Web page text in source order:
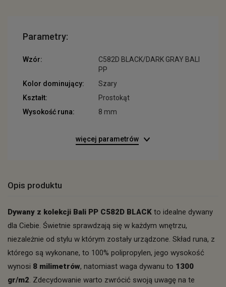
Parametry:
Wzór:
C582D BLACK/DARK GRAY BALI
PP
Kolor dominujący:
Szary
Kształt:
Prostokąt
Wysokość runa:
8 mm
więcej parametrów
Opis produktu
Dywany z kolekcji Bali PP C582D BLACK to idealne dywany
dla Ciebie. Świetnie sprawdzają się w każdym wnętrzu,
niezależnie od stylu w którym zostały urządzone. Skład runa, z
którego są wykonane, to 100% polipropylen, jego wysokość
wynosi 8 milimetrów, natomiast waga dywanu to 1300
gr/m2. Zdecydowanie warto zwrócić swoją uwagę na te